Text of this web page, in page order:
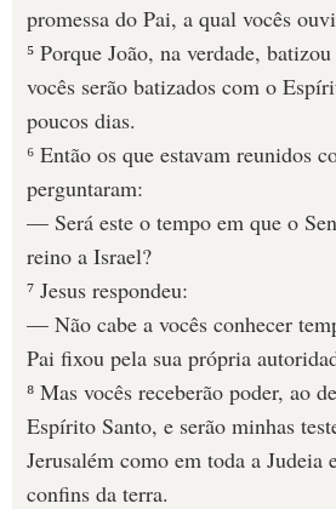
promessa do Pai, a qual vocês
⁵ Porque João, na verdade,
vocês serão batizados com o
poucos dias.
⁶ Então os que estavam reunidos
perguntaram:
— Será este o tempo em que o
reino a Israel?
⁷ Jesus respondeu:
— Não cabe a vocês conhecer
Pai fixou pela sua própria
⁸ Mas vocês receberão poder, ao
Espírito Santo, e serão minhas
Jerusalém como em toda a Judeia
confins da terra.